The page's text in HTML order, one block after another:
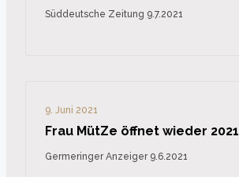
Süddeutsche Zeitung 9.7.2021
9. Juni 2021
Frau MütZe öffnet wieder 2021
Germeringer Anzeiger 9.6.2021